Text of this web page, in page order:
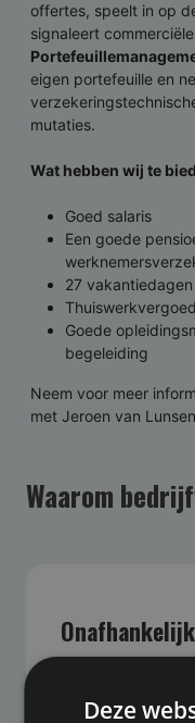
offertes, speelt in op
signaleert
eigen portefeuille en
mutaties.
Wat hebben wij te
Goed salaris
Een goede
27 vakantiedagen
Goede
begeleiding
Neem voor meer
met Jeroen van
Waarom
waarbij we geen
Deze